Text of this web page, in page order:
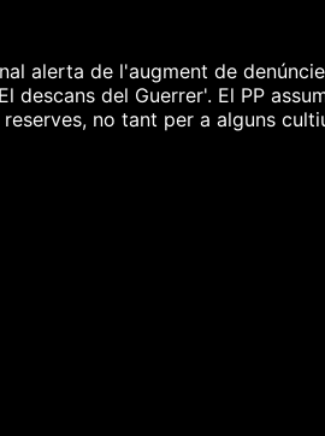
alerta de l'augment de
del Guerrer'. El PP
no tant per a alguns